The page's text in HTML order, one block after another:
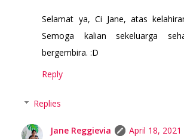
Selamat ya, Ci Jane, atas
Semoga kalian sekeluarga
bergembira. :D
Reply
Replies
Jane Reggievia
April 18, 2021